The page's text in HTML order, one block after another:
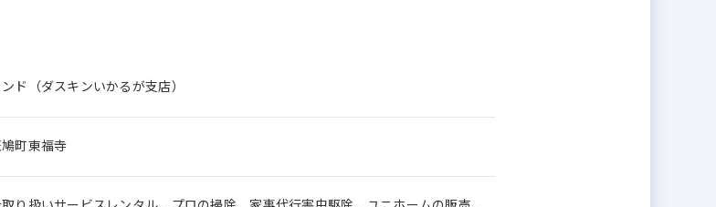
ド（ダスキンいかるが支店）
町東福寺